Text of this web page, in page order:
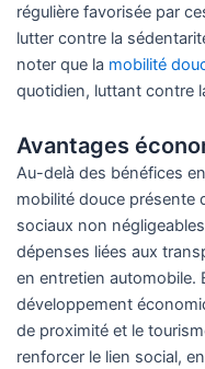
régulière favorisée par
lutter contre la
noter que la mobilité
quotidien, luttant contre
Avantages
Au-delà des bénéfices
mobilité douce présente
sociaux non
dépenses liées aux
en entretien automobile.
développement
de proximité et le
renforcer le lien social,